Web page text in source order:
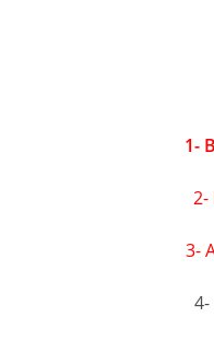
1-
2-
3-
4-